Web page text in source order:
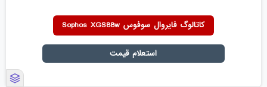
کاتالوگ فایروال سوفوس Sophos XGS88w
استعلام قیمت